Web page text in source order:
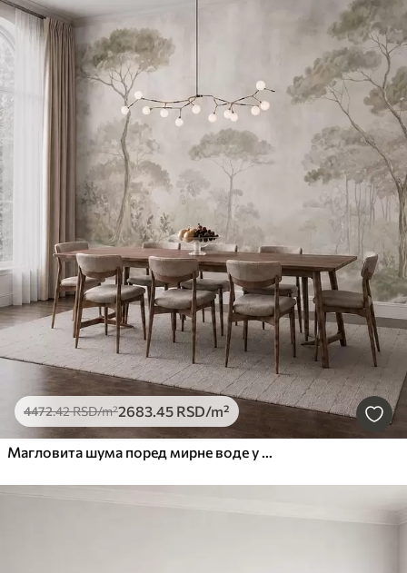
4472.42RSD/m²2683.45 RSD/m²
Магловита шума поред мирне воде у меким природним пастелним тоновима